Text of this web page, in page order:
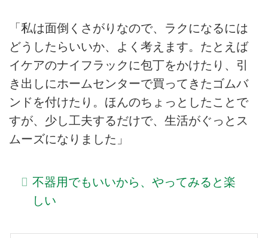
「私は面倒くさがりなので、ラクになるには
どうしたらいいか、よく考えます。たとえば
イケアのナイフラックに包丁をかけたり、引
き出しにホームセンターで買ってきたゴムバ
ンドを付けたり。ほんのちょっとしたことで
すが、少し工夫するだけで、生活がぐっとス
ムーズになりました」
不器用でもいいから、やってみると楽
しい